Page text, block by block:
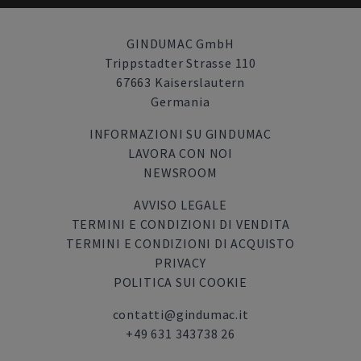
GINDUMAC GmbH
Trippstadter Strasse 110
67663 Kaiserslautern
Germania
INFORMAZIONI SU GINDUMAC
LAVORA CON NOI
NEWSROOM
AVVISO LEGALE
TERMINI E CONDIZIONI DI VENDITA
TERMINI E CONDIZIONI DI ACQUISTO
PRIVACY
POLITICA SUI COOKIE
contatti@gindumac.it
+49 631 343738 26